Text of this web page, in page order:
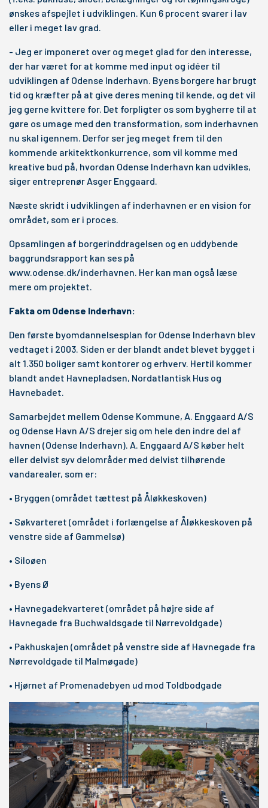
ønskes afspejlet i udviklingen. Kun 6 procent svarer i lav
eller i meget lav grad.
- Jeg er imponeret over og meget glad for den interesse,
der har været for at komme med input og idéer til
udviklingen af Odense Inderhavn. Byens borgere har brugt
tid og kræfter på at give deres mening til kende, og det vil
jeg gerne kvittere for. Det forpligter os som bygherre til at
gøre os umage med den transformation, som inderhavnen
nu skal igennem. Derfor ser jeg meget frem til den
kommende arkitektkonkurrence, som vil komme med
kreative bud på, hvordan Odense Inderhavn kan udvikles,
siger entreprenør Asger Enggaard.
Næste skridt i udviklingen af inderhavnen er en vision for
området, som er i proces.
Opsamlingen af borgerinddragelsen og en uddybende
baggrundsrapport kan ses på
www.odense.dk/inderhavnen. Her kan man også læse
mere om projektet.
Fakta om Odense Inderhavn:
Den første byomdannelsesplan for Odense Inderhavn blev
vedtaget i 2003. Siden er der blandt andet blevet bygget i
alt 1.350 boliger samt kontorer og erhverv. Hertil kommer
blandt andet Havnepladsen, Nordatlantisk Hus og
Havnebadet.
Samarbejdet mellem Odense Kommune, A. Enggaard A/S
og Odense Havn A/S drejer sig om hele den indre del af
havnen (Odense Inderhavn). A. Enggaard A/S køber helt
eller delvist syv delområder med delvist tilhørende
vandarealer, som er:
• Bryggen (området tættest på Åløkkeskoven)
• Søkvarteret (området i forlængelse af Åløkkeskoven på
venstre side af Gammelsø)
• Siloøen
• Byens Ø
• Havnegadekvarteret (området på højre side af
Havnegade fra Buchwaldsgade til Nørrevoldgade)
• Pakhuskajen (området på venstre side af Havnegade fra
Nørrevoldgade til Malmøgade)
• Hjørnet af Promenadebyen ud mod Toldbodgade